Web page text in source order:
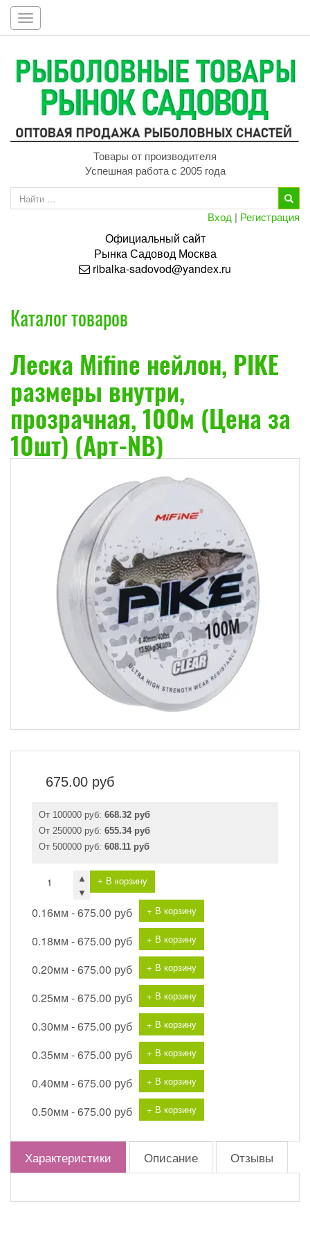
Toggle
navigation
Товары от производителя
Успешная работа с 2005 года
Вход | Регистрация
Официальный сайт
РынкаСадовод Москва
ribalka-sadovod@yandex.ru
Каталог товаров
Леска Mifine нейлон, PIKE
размеры внутри,
прозрачная, 100м (Цена за
10шт) (Арт-NB)
675.00 руб
От 100000 руб: 668.32 руб
От 250000 руб: 655.34 руб
От 500000 руб: 608.11 руб
▲
▼
+ В корзину
0.16мм -675.00 руб + В корзину
0.18мм -675.00 руб + В корзину
0.20мм -675.00 руб + В корзину
0.25мм -675.00 руб + В корзину
0.30мм -675.00 руб + В корзину
0.35мм -675.00 руб + В корзину
0.40мм -675.00 руб + В корзину
0.50мм -675.00 руб + В корзину
Характеристики Описание Отзывы